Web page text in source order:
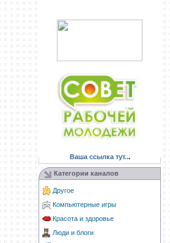
Ваша ссылка тут...
Категории каналов
Другое
Компьютерные игры
Красота и здоровье
Люди и блоги